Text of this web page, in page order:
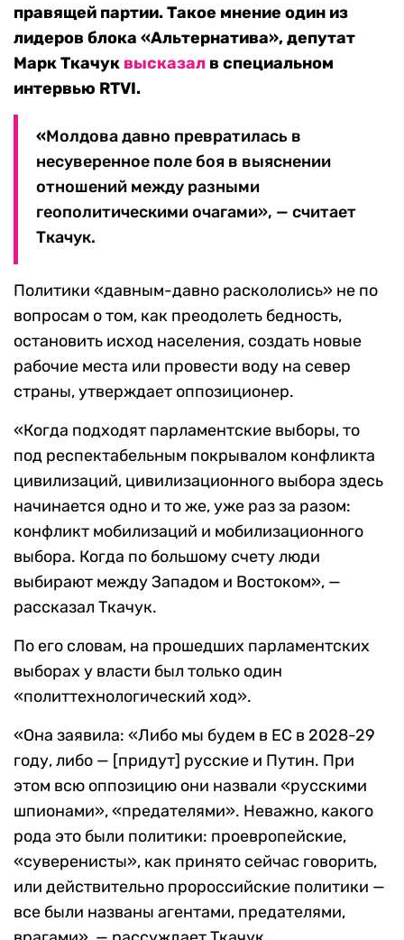
правящей партии. Такое мнение один из
лидеров блока «Альтернатива», депутат
Марк Ткачук высказал в специальном
интервью RTVI.
«Молдова давно превратилась в
несуверенное поле боя в выяснении
отношений между разными
геополитическими очагами», — считает
Ткачук.
Политики «давным-давно раскололись» не по
вопросам о том, как преодолеть бедность,
остановить исход населения, создать новые
рабочие места или провести воду на север
страны, утверждает оппозиционер.
«Когда подходят парламентские выборы, то
под респектабельным покрывалом конфликта
цивилизаций, цивилизационного выбора здесь
начинается одно и то же, уже раз за разом:
конфликт мобилизаций и мобилизационного
выбора. Когда по большому счету люди
выбирают между Западом и Востоком», —
рассказал Ткачук.
По его словам, на прошедших парламентских
выборах у власти был только один
«политтехнологический ход».
«Она заявила: «Либо мы будем в ЕС в 2028-29
году, либо — [придут] русские и Путин. При
этом всю оппозицию они назвали «русскими
шпионами», «предателями». Неважно, какого
рода это были политики: проевропейские,
«суверенисты», как принято сейчас говорить,
или действительно пророссийские политики —
все были названы агентами, предателями,